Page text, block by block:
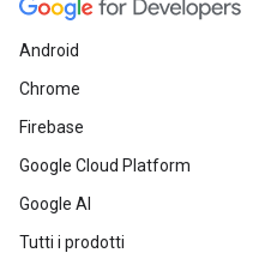
Android
Chrome
Firebase
Google Cloud Platform
Google AI
Tutti i prodotti